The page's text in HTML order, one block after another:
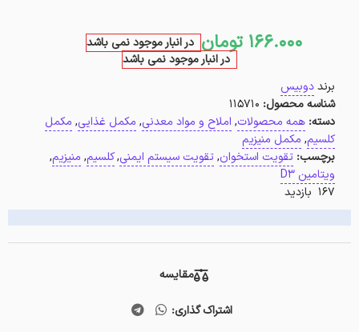
166.000 تومان در انبار موجود نمی باشد
در انبار موجود نمی باشد
برنددوبیس
شناسه محصول: 115710
دسته: همه محصولات, املاح و مواد معدنی, مکمل غذایی, مکمل
کلسیم, مکمل منیزیم
برچسب: تقویت استخوان,تقویت سیستم ایمنی,کلسیم, منیزیم,
ویتامین D3
167 بازدید
مقایسه
اشتراک گذاری: